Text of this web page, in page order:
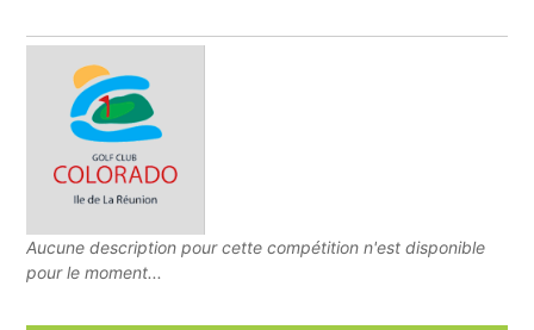
Aucune description pour cette compétition n'est disponible
pour le moment...